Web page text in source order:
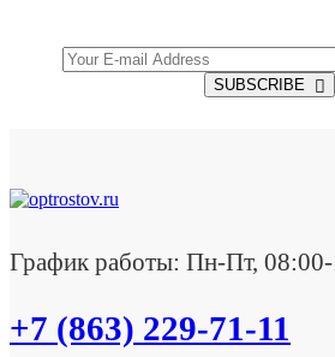
SUBSCRIBE
График работы: Пн-Пт,
+7 (863) 229-71-11